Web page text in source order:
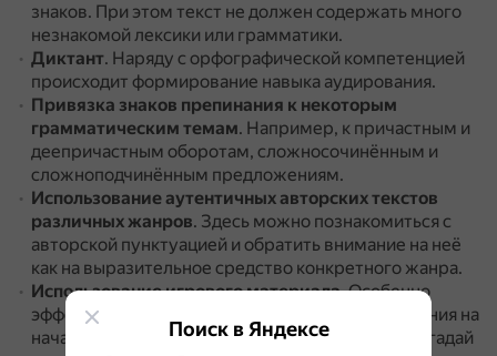
знаков. При этом текст не должен содержать много
незнакомой лексики или грамматики.
Диктант. Наряду с орфографической компетенцией
происходит формирование навыка аудирования.
Привязка знаков препинания к некоторым
грамматическим темам. Например, к причастным и
деепричастным оборотам, сложносочинённым и
сложноподчинённым предложениям.
Использование аутентичных авторских текстов
различных жанров. Здесь можно познакомиться с
авторской пунктуацией и обратить внимание на неё
как на выразительное средство конкретного жанра.
Использование игрового материала.Особенно
эффективны игровые пунктуационные упражнения на
начальном этапе обучения.Например, игра «Отгадай
Поиск в Яндексе